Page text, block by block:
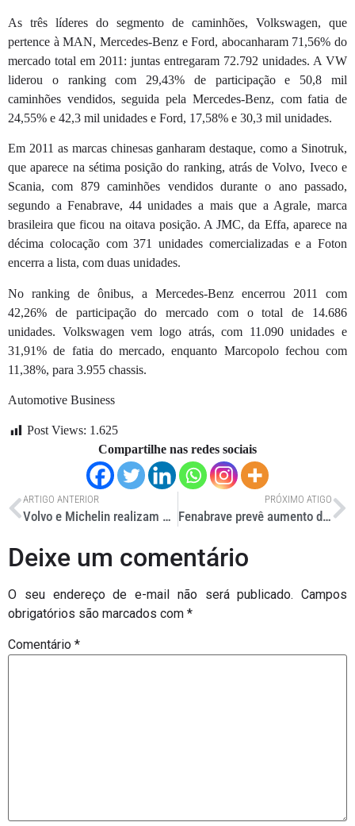
As três líderes do segmento de caminhões, Volkswagen, que
pertence à MAN, Mercedes-Benz e Ford, abocanharam 71,56% do
mercado total em 2011: juntas entregaram 72.792 unidades. A VW
liderou o ranking com 29,43% de participação e 50,8 mil
caminhões vendidos, seguida pela Mercedes-Benz, com fatia de
24,55% e 42,3 mil unidades e Ford, 17,58% e 30,3 mil unidades.
Em 2011 as marcas chinesas ganharam destaque, como a Sinotruk,
que aparece na sétima posição do ranking, atrás de Volvo, Iveco e
Scania, com 879 caminhões vendidos durante o ano passado,
segundo a Fenabrave, 44 unidades a mais que a Agrale, marca
brasileira que ficou na oitava posição. A JMC, da Effa, aparece na
décima colocação com 371 unidades comercializadas e a Foton
encerra a lista, com duas unidades.
No ranking de ônibus, a Mercedes-Benz encerrou 2011 com
42,26% de participação do mercado com o total de 14.686
unidades. Volkswagen vem logo atrás, com 11.090 unidades e
31,91% de fatia do mercado, enquanto Marcopolo fechou com
11,38%, para 3.955 chassis.
Automotive Business
Post Views: 1.625
Compartilhe nas redes sociais
ARTIGO ANTERIOR
Volvo e Michelin realizam estudo sobre consumo e emissões
PRÓXIMO ATIGO
Fenabrave prevê aumento das vendas de pesados no 1º trimestre
Deixe um comentário
O seu endereço de e-mail não será publicado. Campos
obrigatórios são marcados com *
Comentário *